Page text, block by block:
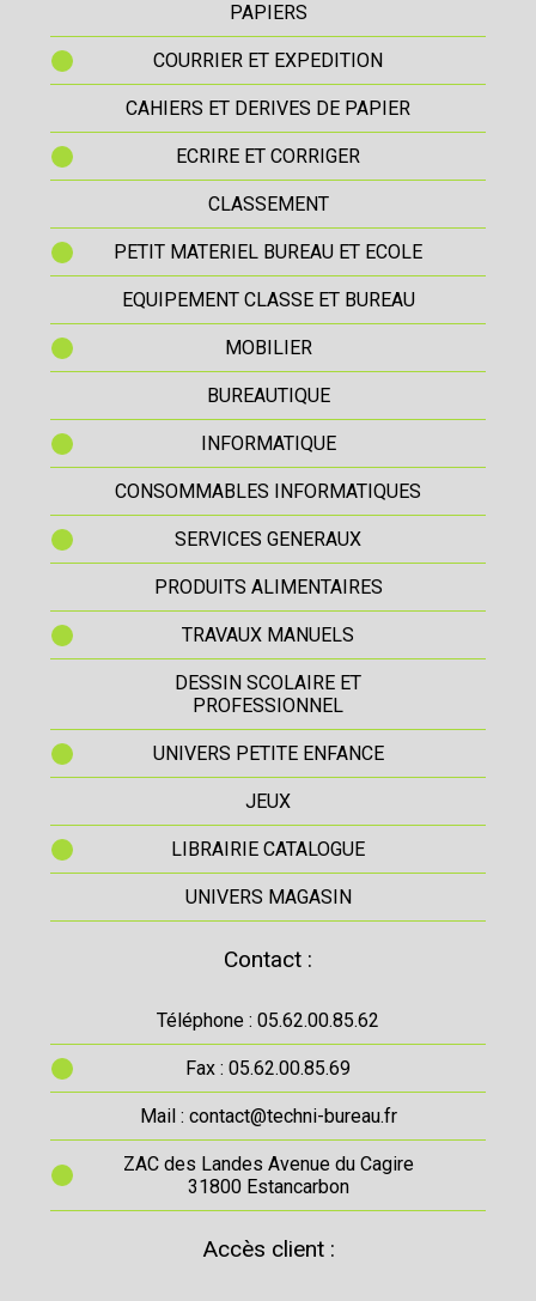
PAPIERS
COURRIER ET EXPEDITION
CAHIERS ET DERIVES DE PAPIER
ECRIRE ET CORRIGER
CLASSEMENT
PETIT MATERIEL BUREAU ET ECOLE
EQUIPEMENT CLASSE ET BUREAU
MOBILIER
BUREAUTIQUE
INFORMATIQUE
CONSOMMABLES INFORMATIQUES
SERVICES GENERAUX
PRODUITS ALIMENTAIRES
TRAVAUX MANUELS
DESSIN SCOLAIRE ET
PROFESSIONNEL
UNIVERS PETITE ENFANCE
JEUX
LIBRAIRIE CATALOGUE
UNIVERS MAGASIN
Contact :
Téléphone : 05.62.00.85.62
Fax : 05.62.00.85.69
Mail : contact@techni-bureau.fr
ZAC des Landes Avenue du Cagire
31800 Estancarbon
Accès client :